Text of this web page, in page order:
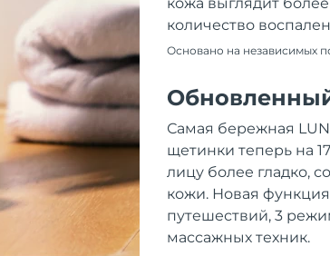
кожа выглядит
количество
Основано на независимых
Самая бережная
щетинки теперь на
лицу более гладко,
кожи. Новая
путешествий, 3
массажных техник.